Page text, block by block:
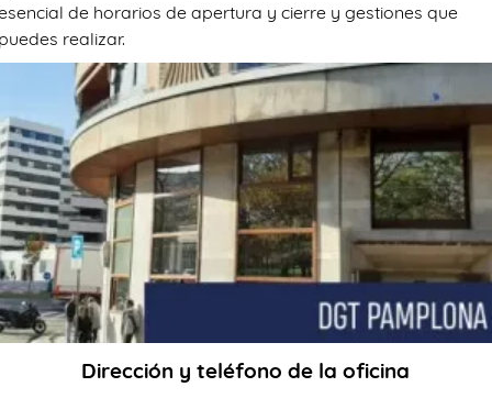
de horarios de apertura y cierre y gestiones que
realizar.
Dirección y teléfono de la oficina